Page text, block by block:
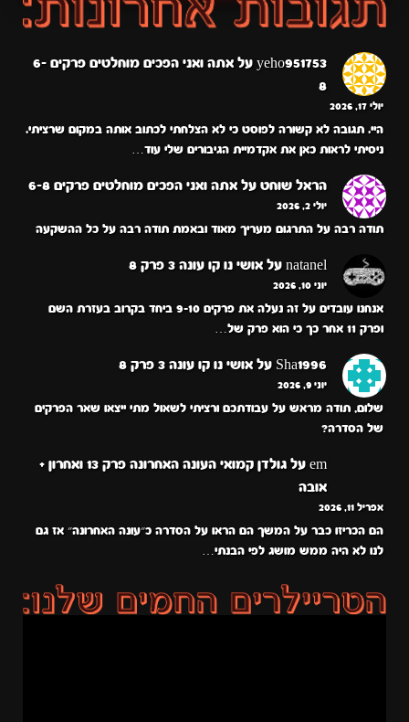
yeho951753 על
אתה ואני הפכים מוחלטים פרקים 6-
8
יולי 17, 2026
היי. תגובה לא קשורה לפוסט כי לא הצלחתי לכתוב אותה במקום שרציתי.
ניסיתי לראות כאן את אקדמיית הגיבורים שלי עוד…
הראל שוחט על אתה ואני הפכים מוחלטים פרקים 6-8
יולי 2, 2026
תודה רבה על התרגום מעריך מאוד ובאמת תודה רבה על כל ההשקעה
natanel על אושי נו קו עונה 3 פרק 8
יוני 10, 2026
אנחנו עובדים על זה נעלה את פרקים 9-10 ביחד בקרוב בעזרת השם
ופרק 11 אחר כך כי הוא פרק של…
Sha1996 על אושי נו קו עונה 3 פרק 8
יוני 9, 2026
שלום, תודה מראש על עבודתכם ורציתי לשאול מתי ייצאו שאר הפרקים
של הסדרה?
em על
גולדן קמואי העונה האחרונה פרק 13 ואחרון +
אובה
אפריל 11, 2026
הם הכריזו כבר על המשך הם הראו על הסדרה כ״עונה האחרונה״ אז גם
לנו לא היה ממש מושג לפי הבנתי…